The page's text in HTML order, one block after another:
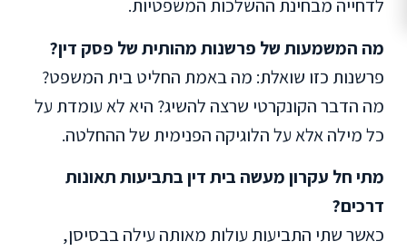
לדחייה מבחינת ההשלכות המשפטיות.
מה המשמעות של פרשנות מהותית של פסק דין?
פרשנות כזו שואלת: מה באמת החליט בית המשפט?
מה הדבר הקונקרטי שרצה להשיג? היא לא עומדת על
כל מילה אלא על הלוגיקה הפנימית של ההחלטה.
מתי חל עקרון מעשה בית דין בתביעות תאונות
דרכים?
כאשר שתי התביעות עולות מאותה עילה בבסיסן,